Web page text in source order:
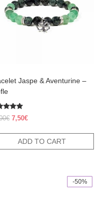
Jaspe & Aventurine –
€ Original
15,00€.
7,50€Current
7,50€.
ADD TO CART
-50%